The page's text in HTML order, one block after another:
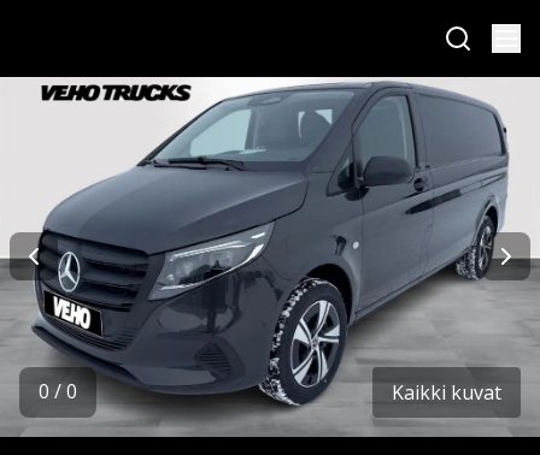
0 /0 Kaikki kuvat